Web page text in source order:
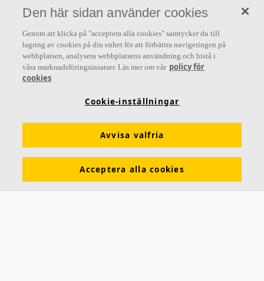
Letar du efter?
Kulörer och ytskikt Funktionskrav Mängdkalkylator
Prislistor Broschyrer The Lab Virtual Reality
Nyhetsrum
Den här sidan använder cookies
Genom att klicka på "acceptera alla cookies" samtycker du till
lagring av cookies på din enhet för att förbättra navigeringen på
webbplatsen, analysera webbplatsens användning och bistå i
våra marknadsföringsinsatser. Läs mer om vår policy för
cookies
Cookie-inställningar
Avvisa valfria
Acceptera alla cookies